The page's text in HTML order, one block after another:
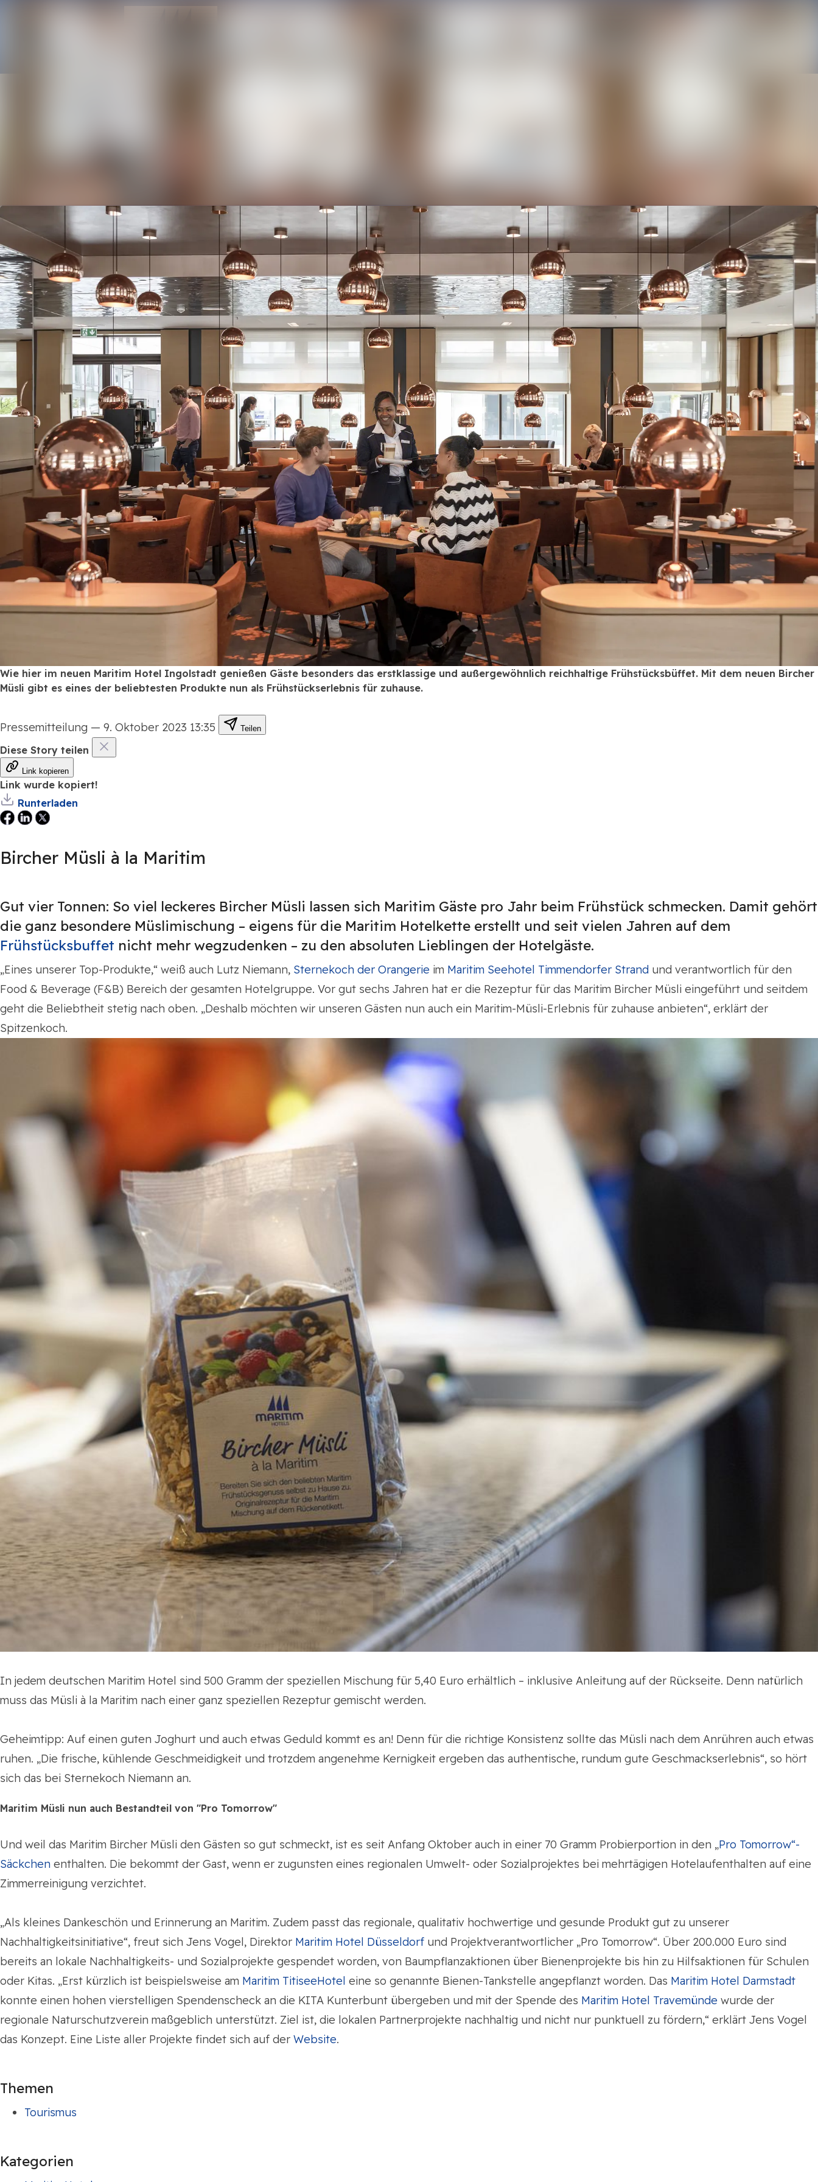
Wie hier im neuen Maritim Hotel Ingolstadt genießen Gäste besonders das erstklassige und außergewöhnlich reichhaltige Frühstücksbüffet. Mit dem neuen Bircher
Müsli gibt es eines der beliebtesten Produkte nun als Frühstückserlebnis für zuhause.
Pressemitteilung — 9. Oktober 2023 13:35 Teilen
Diese Story teilen
Link kopieren
Link wurde kopiert!
Runterladen
Bircher Müsli à la Maritim
Gut vier Tonnen: So viel leckeres Bircher Müsli lassen sich Maritim Gäste pro Jahr beim Frühstück schmecken. Damit gehört
die ganz besondere Müslimischung – eigens für die Maritim Hotelkette erstellt und seit vielen Jahren auf dem
Frühstücksbuffet nicht mehr wegzudenken – zu den absoluten Lieblingen der Hotelgäste.
„Eines unserer Top-Produkte,“ weiß auch Lutz Niemann, Sternekoch der Orangerie im Maritim Seehotel Timmendorfer Strand und verantwortlich für den
Food & Beverage (F&B) Bereich der gesamten Hotelgruppe. Vor gut sechs Jahren hat er die Rezeptur für das Maritim Bircher Müsli eingeführt und seitdem
geht die Beliebtheit stetig nach oben. „Deshalb möchten wir unseren Gästen nun auch ein Maritim-Müsli-Erlebnis für zuhause anbieten“, erklärt der
Spitzenkoch.
In jedem deutschen Maritim Hotel sind 500 Gramm der speziellen Mischung für 5,40 Euro erhältlich – inklusive Anleitung auf der Rückseite. Denn natürlich
muss das Müsli à la Maritim nach einer ganz speziellen Rezeptur gemischt werden.
Geheimtipp: Auf einen guten Joghurt und auch etwas Geduld kommt es an! Denn für die richtige Konsistenz sollte das Müsli nach dem Anrühren auch etwas
ruhen. „Die frische, kühlende Geschmeidigkeit und trotzdem angenehme Kernigkeit ergeben das authentische, rundum gute Geschmackserlebnis“, so hört
sich das bei Sternekoch Niemann an.
Maritim Müsli nun auch Bestandteil von "Pro Tomorrow"
Und weil das Maritim Bircher Müsli den Gästen so gut schmeckt, ist es seit Anfang Oktober auch in einer 70 Gramm Probierportion in den „Pro Tomorrow“-
Säckchen enthalten. Die bekommt der Gast, wenn er zugunsten eines regionalen Umwelt- oder Sozialprojektes bei mehrtägigen Hotelaufenthalten auf eine
Zimmerreinigung verzichtet.
„Als kleines Dankeschön und Erinnerung an Maritim. Zudem passt das regionale, qualitativ hochwertige und gesunde Produkt gut zu unserer
Nachhaltigkeitsinitiative“, freut sich Jens Vogel, Direktor Maritim Hotel Düsseldorf und Projektverantwortlicher „Pro Tomorrow“. Über 200.000 Euro sind
bereits an lokale Nachhaltigkeits- und Sozialprojekte gespendet worden, von Baumpflanzaktionen über Bienenprojekte bis hin zu Hilfsaktionen für Schulen
oder Kitas. „Erst kürzlich ist beispielsweise am Maritim TitiseeHotel eine so genannte Bienen-Tankstelle angepflanzt worden. Das Maritim Hotel Darmstadt
konnte einen hohen vierstelligen Spendenscheck an die KITA Kunterbunt übergeben und mit der Spende des Maritim Hotel Travemünde wurde der
regionale Naturschutzverein maßgeblich unterstützt. Ziel ist, die lokalen Partnerprojekte nachhaltig und nicht nur punktuell zu fördern,“ erklärt Jens Vogel
das Konzept. Eine Liste aller Projekte findet sich auf der Website.
Themen
Tourismus
Kategorien